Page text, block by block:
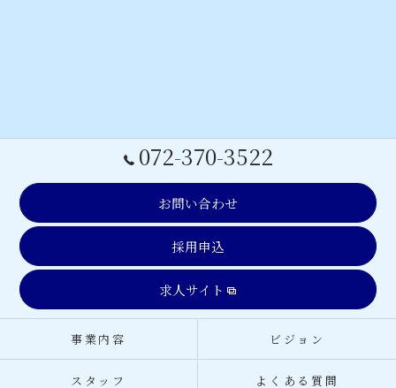
072-370-3522
お問い合わせ
採用申込
求人サイト
事業内容 ビジョン
スタッフ よくある質問